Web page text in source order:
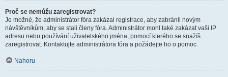
Proč se nemůžu zaregistrovat?
Je možné, že administrátor fóra zakázal registrace, aby zabránil novým
návštěvníkům, aby se stali členy fóra. Administrátor mohl také zakázat vaši IP
adresu nebo používání uživatelského jména, pomocí kterého se snažíš
zaregistrovat. Kontaktujte administrátora fóra a požádejte ho o pomoc.
Nahoru